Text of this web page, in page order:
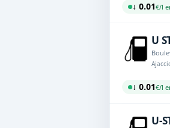
↓ 0.01€/l
U
↓ 0.01€/l
U-